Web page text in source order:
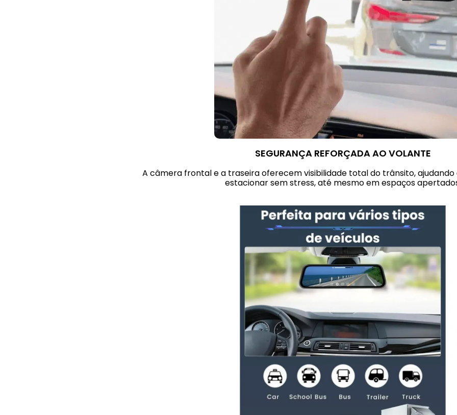
SEGURANÇA REFORÇADA AO VOLANTE
A câmera frontal e a traseira oferecem visibilidade total do trânsito,
estacionar sem stress, até mesmo em espaços